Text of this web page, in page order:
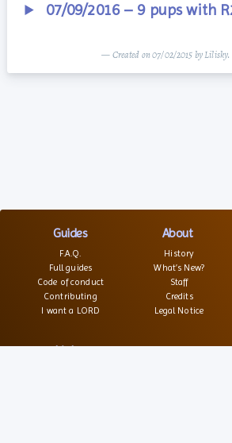
07/09/2016 – 9 pups with
— Created on 07/02/2015 by
Guides
F.A.Q.
Full guides
Code of conduct
Contributing
I want a LORD
About
History
What’s New?
Staff
Credits
Legal Notice
Links